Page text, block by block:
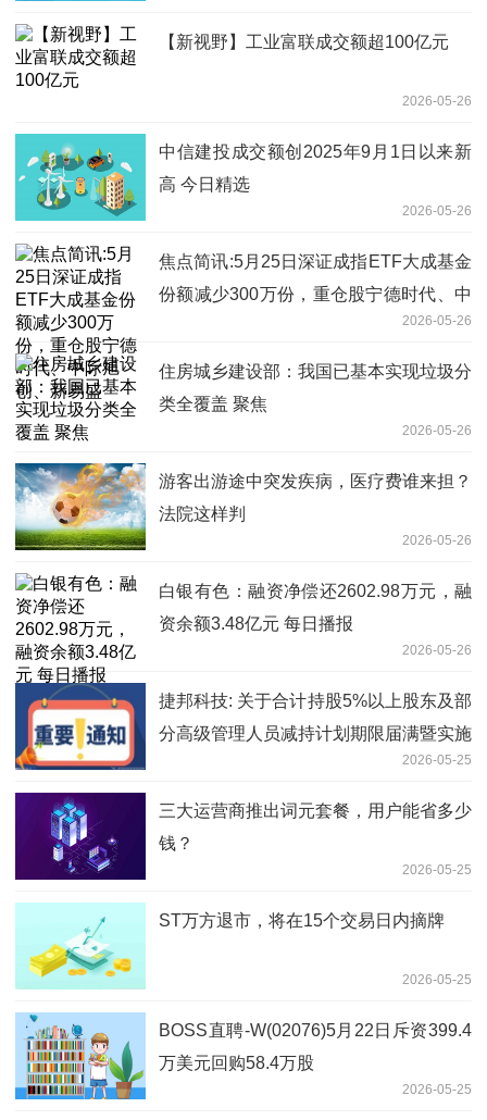
【新视野】工业富联成交额超100亿元
2026-05-26
中信建投成交额创2025年9月1日以来新
高 今日精选
2026-05-26
焦点简讯:5月25日深证成指ETF大成基金
份额减少300万份，重仓股宁德时代、中
2026-05-26
住房城乡建设部：我国已基本实现垃圾分
类全覆盖 聚焦
2026-05-26
游客出游途中突发疾病，医疗费谁来担？
法院这样判
2026-05-26
白银有色：融资净偿还2602.98万元，融
资余额3.48亿元 每日播报
2026-05-26
捷邦科技: 关于合计持股5%以上股东及部
分高级管理人员减持计划期限届满暨实施
2026-05-25
三大运营商推出词元套餐，用户能省多少
钱？
2026-05-25
ST万方退市，将在15个交易日内摘牌
2026-05-25
BOSS直聘-W(02076)5月22日斥资399.4
万美元回购58.4万股
2026-05-25